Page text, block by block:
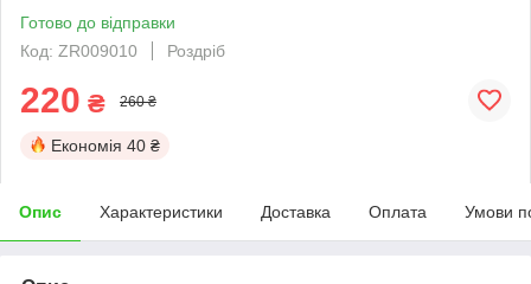
Готово до відправки
Код: ZR009010
Роздріб
220 ₴ 260 ₴
Економія 40 ₴
Опис Характеристики Доставка Оплата Умови